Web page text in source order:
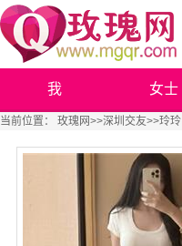
我 女士
当前位置： 玫瑰网>>深圳交友>>玲玲